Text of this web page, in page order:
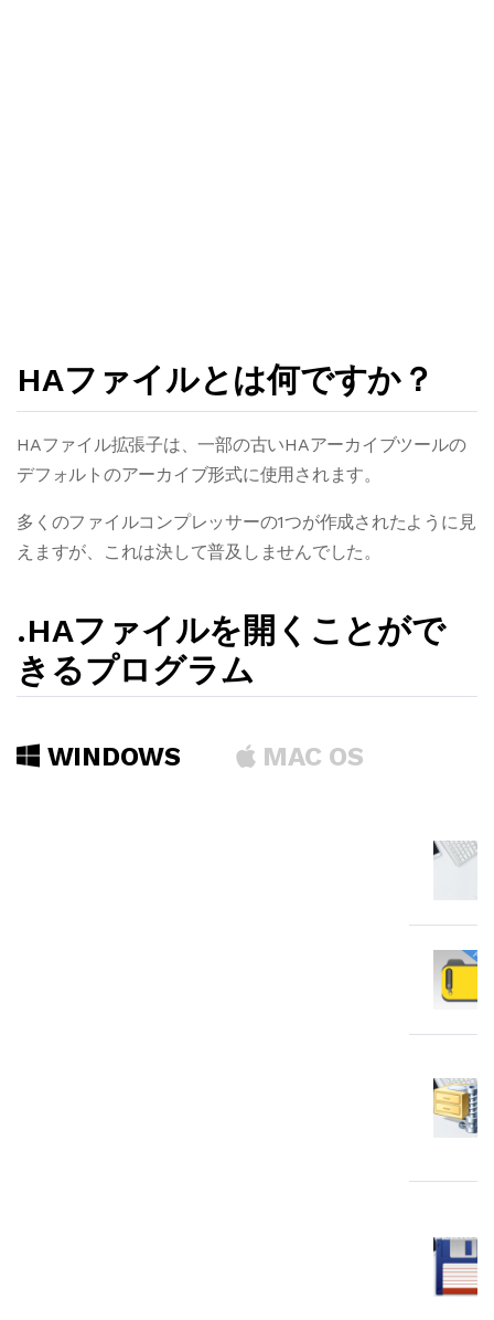
HAファイルとは何ですか？
HAファイル拡張子は、一部の古いHAアーカイブツールの
デフォルトのアーカイブ形式に使用されます。
多くのファイルコンプレッサーの1つが作成されたように見
えますが、これは決して普及しませんでした。
.HAファイルを開くことがで
きるプログラム
WINDOWS MAC OS